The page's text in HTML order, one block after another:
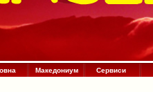
Македониум Сервиси